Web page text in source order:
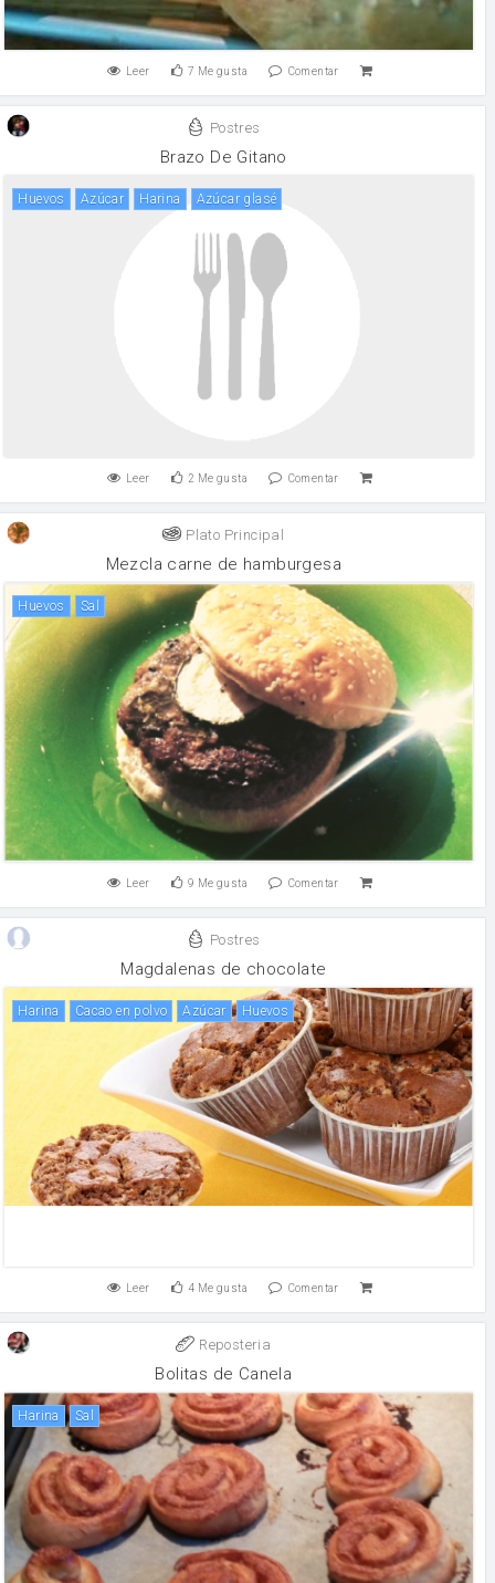
Leer 7 Me gusta Comentar
Postres
Brazo De Gitano
huevos Azúcar harina azúcar glasé
Leer 2 Me gusta Comentar
Plato Principal
Mezcla carne de hamburgesa
huevos sal
Leer 9 Me gusta Comentar
Postres
Magdalenas de chocolate
harina Cacao en polvo Azúcar huevos
Leer 4 Me gusta Comentar
Reposteria
Bolitas de Canela
harina sal